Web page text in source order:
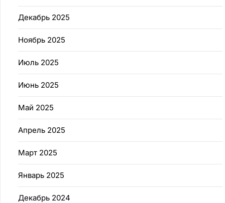
Декабрь 2025
Ноябрь 2025
Июль 2025
Июнь 2025
Май 2025
Апрель 2025
Март 2025
Январь 2025
Декабрь 2024